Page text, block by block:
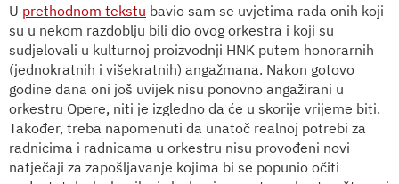
U prethodnom tekstu bavio sam se uvjetima rada onih koji
su u nekom razdoblju bili dio ovog orkestra i koji su
sudjelovali u kulturnoj proizvodnji HNK putem honorarnih
(jednokratnih i višekratnih) angažmana. Nakon gotovo
godine dana oni još uvijek nisu ponovno angažirani u
orkestru Opere, niti je izgledno da će u skorije vrijeme biti.
Također, treba napomenuti da unatoč realnoj potrebi za
radnicima i radnicama u orkestru nisu provođeni novi
natječaji za zapošljavanje kojima bi se popunio očiti